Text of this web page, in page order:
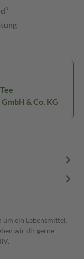
& Co. KG
ein Lebensmittel.
wir dir gerne